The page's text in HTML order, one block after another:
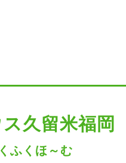
久留米福岡
ふくほ～む